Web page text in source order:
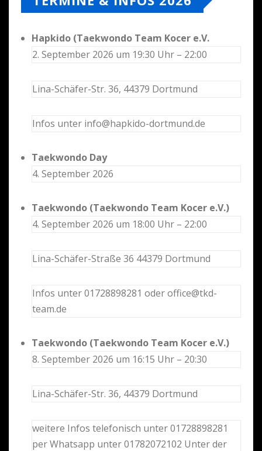
Hapkido (Taekwondo Team Kocer e.V.
2. September 2026 um 19:30 Uhr – 22:00
Lina-Schäfer-Str. 36, 44379 Dortmund
Infos unter info@hapkido-dortmund.de
Taekwondo Day
4. September 2026
Taekwondo (Taekwondo Team Kocer e.V.)
4. September 2026 um 18:00 Uhr – 22:00
Lina-Schäfer-Straße 36 44379 Dortmund
Infos unter 01728898281 oder office@tkd-
team.de
Taekwondo (Taekwondo Team Kocer e.V.)
8. September 2026 um 16:15 Uhr – 20:30
Lina-Schäfer-Str. 36, 44379 Dortmund
weitere Infos telefonisch unter 01728898281
per Whatsapp unter 01782072102 Unter der